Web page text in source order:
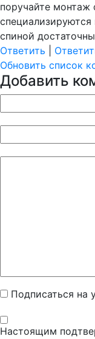
поручайте
специализируются
спиной
Ответить
Обновить список
Добавить
Подписаться на
Настоящим